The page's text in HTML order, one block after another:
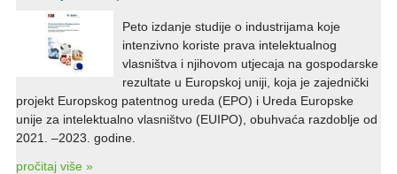
Peto izdanje studije o industrijama koje
intenzivno koriste prava intelektualnog
vlasništva i njihovom utjecaja na gospodarske
rezultate u Europskoj uniji, koja je zajednički
projekt Europskog patentnog ureda (EPO) i Ureda Europske
unije za intelektualno vlasništvo (EUIPO), obuhvaća razdoblje od
2021. –2023. godine.
pročitaj više »